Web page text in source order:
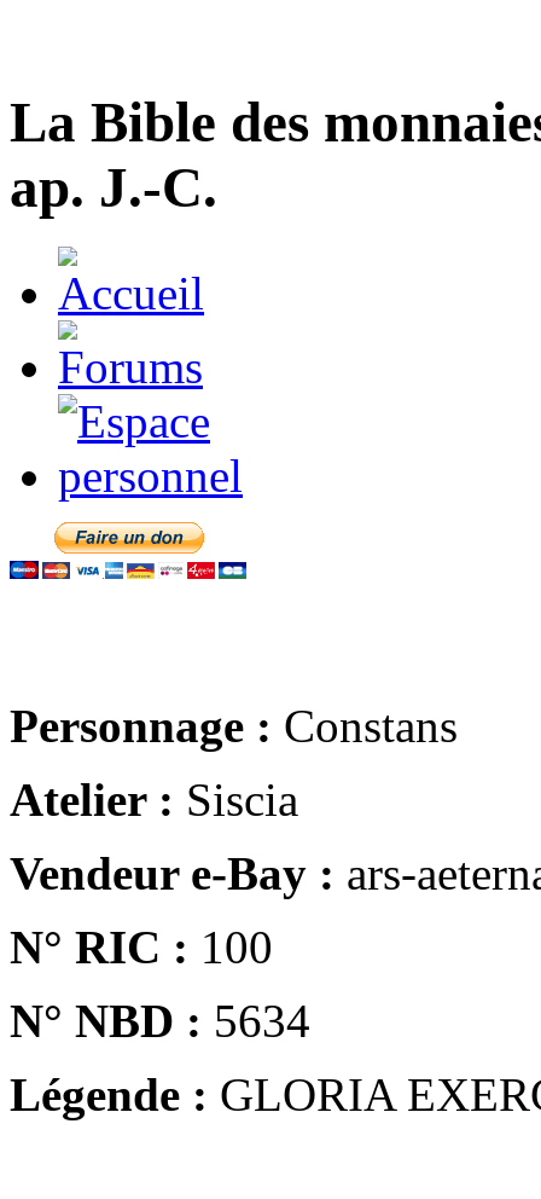
La Bible des
ap. J.-C.
Personnage : Constans
Atelier : Siscia
Vendeur e-Bay : ars-
N° RIC : 100
N° NBD : 5634
Légende : GLORIA